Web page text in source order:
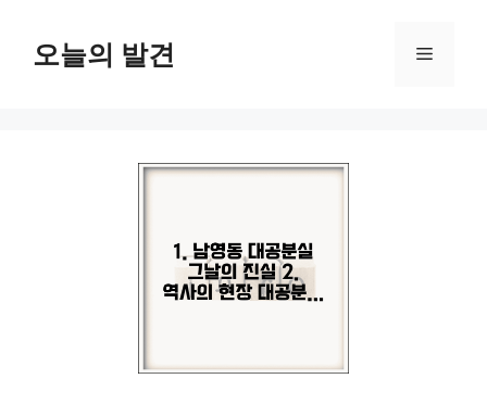
오늘의 발견 메